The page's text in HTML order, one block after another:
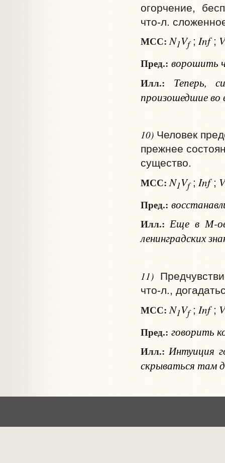
огорчение,
что‑л.
МСС: N1Vf; Inf; V
Пред.: ворошить
Илл.:
Теперь,
произошедшие во
10) Человек
прежнее
существо.
МСС: N1Vf; Inf; V
Пред.:
Илл.: Еще в М-
ленинградских
11)
что‑л.,
МСС: N1Vf; Inf; V
Пред.: говорить
Илл.: Интуиция
скрываться там